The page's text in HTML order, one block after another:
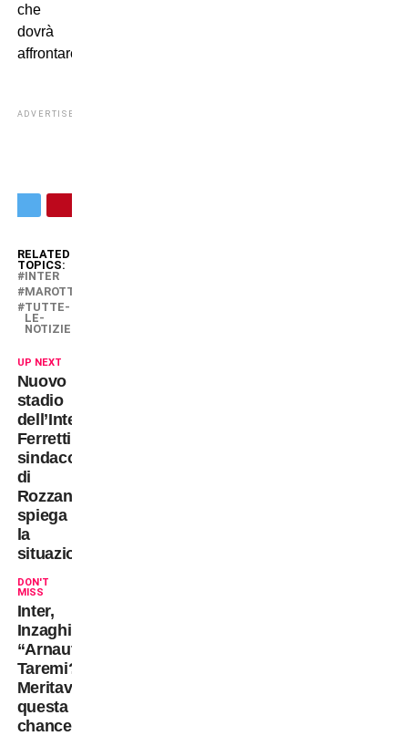
che
dovrà
affrontare”.
ADVERTISEMENT
RELATED
TOPICS:
INTER
MAROTTA
TUTTE-
LE-
NOTIZIE
UP NEXT
Nuovo
stadio
dell’Inter:
Ferretti,
sindaco
di
Rozzano,
spiega
la
situazione
DON'T
MISS
Inter,
Inzaghi:
“Arnautovic-
Taremi?
Meritavano
questa
chance”